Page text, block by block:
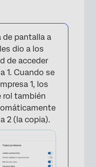
×
de pantalla a
dio a los
de acceder
1. Cuando se
1, los
rol también
2 (la copia).